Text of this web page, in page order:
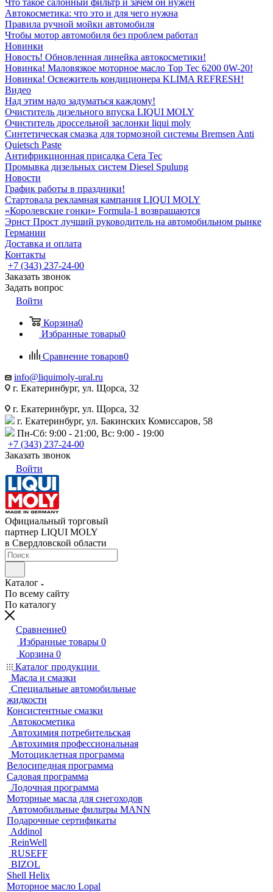
Что такое салонный фильтр и зачем он нужен
Автокосметика: что это и для чего нужна
Правила ручной мойки автомобиля
Чтобы мотор автомобиля без проблем работал
Новинки
Новость! Обновленная линейка автокосметики!
Новинка! Маловязкое моторное масло Top Tec 6200 0W-20!
Новинка! Освежитель кондиционера KLIMA REFRESH!
Видео
Над этим надо задуматься каждому!
Очиститель дизельного впуска LIQUI MOLY
Очиститель дроссельной заслонки liqui moly
Синтетическая смазка для тормозной системы Bremsen Anti
Quietsch Paste
Антифрикционная присадка Cera Tec
Промывка дизельных систем Diesel Spulung
Новости
График работы в праздники!
Стартовала рекламная кампания LIQUI MOLY
«Королевские гонки» Formula-1 возвращаются
Эрнст Прост лучший руководитель на автомобильном рынке
Германии
Доставка и оплата
Контакты
+7 (343) 237-24-00
Заказать звонок
Задать вопрос
Войти
Корзина0
Избранные товары0
Сравнение товаров0
info@liquimoly-ural.ru
г. Екатеринбург, ул. Щорса, 32
г. Екатеринбург, ул. Щорса, 32
г. Екатеринбург, ул. Бакинских Комиссаров, 58
Пн-Сб: 9:00 - 21:00, Вс: 9:00 - 19:00
+7 (343) 237-24-00
Заказать звонок
Войти
Официальный торговый
партнер LIQUI MOLY
в Свердловской области
Каталог
По всему сайту
По каталогу
Сравнение0
Избранные товары 0
Корзина 0
Каталог продукции
Масла и смазки
Специальные автомобильные
жидкости
Консистентные смазки
Автокосметика
Автохимия потребительская
Автохимия профессиональная
Мотоциклетная программа
Велосипедная программа
Садовая программа
Лодочная программа
Моторные масла для снегоходов
Автомобильные фильтры MANN
Подарочные сертификаты
Addinol
ReinWell
RUSEFF
BIZOL
Shell Helix
Моторное масло Lopal